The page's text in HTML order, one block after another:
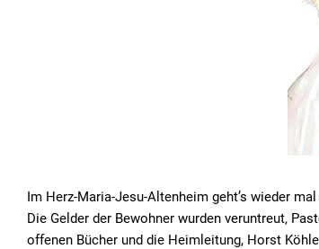
Im Herz-Maria-Jesu-Altenheim geht’s wieder
Die Gelder der Bewohner wurden veruntreut,
offenen Bücher und die Heimleitung, Horst